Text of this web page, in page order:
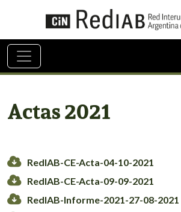
Actas 2021
RedIAB-CE-Acta-04-10-2021
RedIAB-CE-Acta-09-09-2021
RedIAB-Informe-2021-27-08-2021